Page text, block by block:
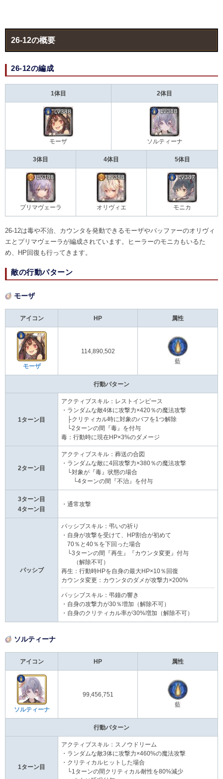
26-12の概要
26-12の編成
1体目 2体目
モーザ ソルティーナ
3体目 4体目 5体目
プリマヴェーラ オリヴィエ モニカ
26-12は毒や不治、カウンタを発動できるモーザやバッファーのオリヴィ
エとプリマヴェーラが編成されています。ヒーラーのモニカもいるた
め、HP回復も行ってきます。
敵の行動パターン
モーザ
アイコン HP 属性
モーザ
114,890,502
藍
行動パターン
1ターン目
アクティブスキル：レストインピース
・ランダムな敵4体に攻撃力×420％の魔法攻撃
├クリティカル時に対象のバフを1つ解除
└2ターンの間『毒』を付与
毒：行動時に現在HP×3%のダメージ
2ターン目
アクティブスキル：葬送の合図
・ランダムな敵に4回攻撃力×380％の魔法攻撃
└対象が『毒』状態の場合
└4ターンの間『不治』を付与
3ターン目
4ターン目
・通常攻撃
パッシブ
パッシブスキル：弔いの祈り
・自身が攻撃を受けて、HP割合が初めて
70％と40％を下回った場合
└3ターンの間『再生』『カウンタ変更』付与
（解除不可）
再生：行動時HPを自身の最大HP×10％回復
カウンタ変更：カウンタのダメが攻撃力×200%
パッシブスキル：弔鐘の響き
・自身の攻撃力が30％増加（解除不可）
・自身のクリティカル率が30%増加（解除不可）
ソルティーナ
アイコン HP 属性
ソルティーナ
99,456,751
藍
行動パターン
1ターン目
アクティブスキル：スノウドリーム
・ランダムな敵3体に攻撃力×460%の魔法攻撃
・クリティカルヒットした場合
└1ターンの間クリティカル耐性を80%減少